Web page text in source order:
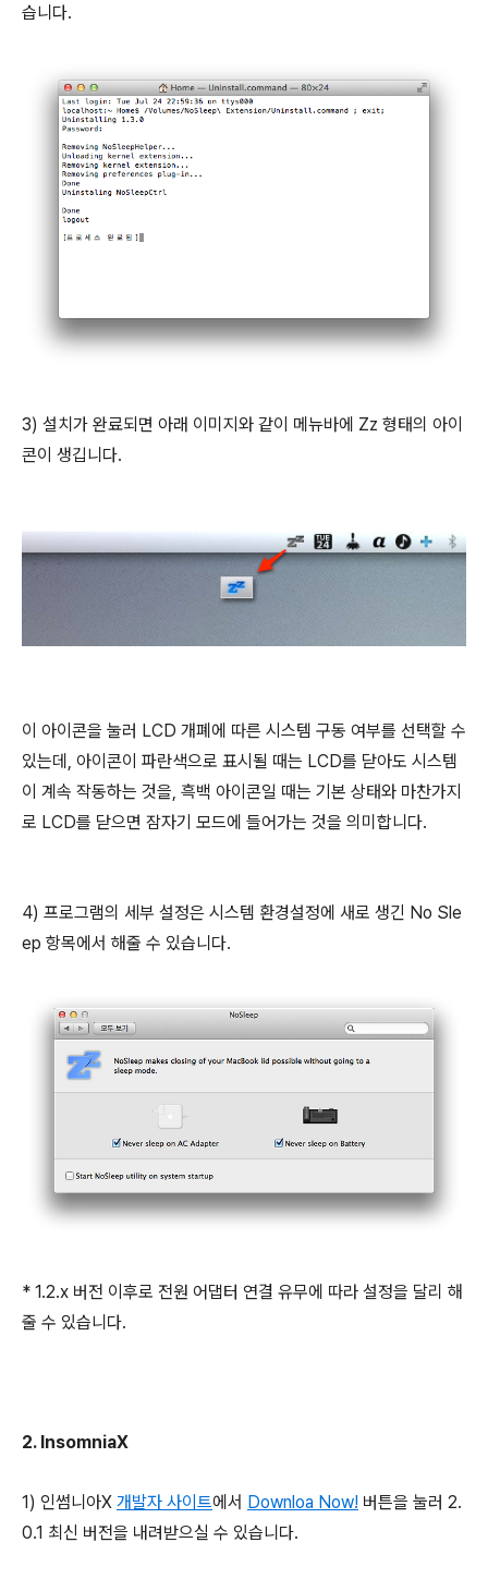
습니다.
3) 설치가 완료되면 아래 이미지와 같이 메뉴바에 Zz 형태의 아이
콘이 생깁니다.
이 아이콘을 눌러 LCD 개폐에 따른 시스템 구동 여부를 선택할 수
있는데, 아이콘이 파란색으로 표시될 때는 LCD를 닫아도 시스템
이 계속 작동하는 것을, 흑백 아이콘일 때는 기본 상태와 마찬가지
로 LCD를 닫으면 잠자기 모드에 들어가는 것을 의미합니다.
4) 프로그램의 세부 설정은 시스템 환경설정에 새로 생긴 No Sle
ep 항목에서 해줄 수 있습니다.
* 1.2.x 버전 이후로 전원 어댑터 연결 유무에 따라 설정을 달리 해
줄 수 있습니다.
2. InsomniaX
1) 인썸니아X 개발자 사이트에서 Downloa Now! 버튼을 눌러 2.
0.1 최신 버전을 내려받으실 수 있습니다.